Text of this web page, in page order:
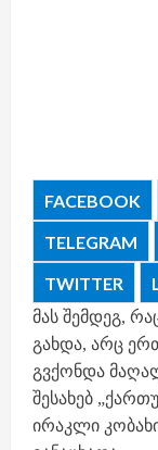
FACEBOOK
TELEGRAM
TWITTER
მას შემდეგ,
გახდა, არც
გვქონდა
შესახებ
ირაკლი